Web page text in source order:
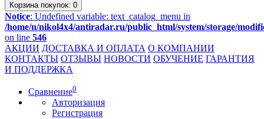
Корзинапокупок: 0
Notice: Undefined variable: text_catalog_menu in
/home/n/nikol4x4/antiradar.ru/public_html/system/storage/
on line 546
АКЦИИ ДОСТАВКА И ОПЛАТА О КОМПАНИИ
КОНТАКТЫ ОТЗЫВЫ НОВОСТИ ОБУЧЕНИЕ ГАРАНТИЯ
И ПОДДЕРЖКА
Сравнение0
Авторизация
Регистрация